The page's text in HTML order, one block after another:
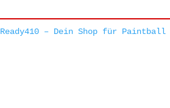
Ready410 – Dein Shop für Paintball